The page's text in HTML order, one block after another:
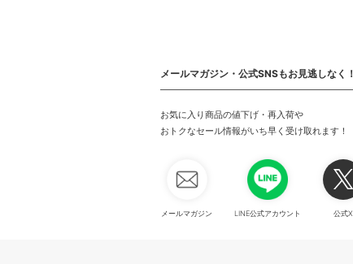
メールマガジン・公式SNSもお見逃しなく！
お気に入り商品の値下げ・再入荷や
おトクなセール情報がいち早く受け取れます！
メールマガジン LINE公式アカウント 公式X